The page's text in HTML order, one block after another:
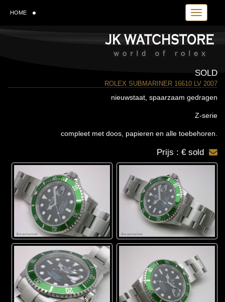
Toggle
HOME
SOLD
ROLEX SUBMARINER 16610 LV 2007
nieuwstaat, spaarzaam gedragen
Z-serie
compleet met doos, papieren en alle toebehoren.
Prijs : € sold